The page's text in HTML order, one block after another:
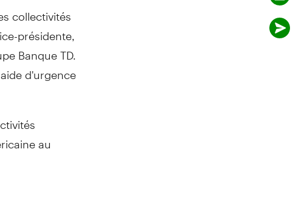
collectivités
présidente,
Banque TD.
d'urgence
au